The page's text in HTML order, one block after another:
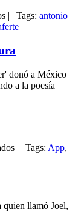
en
Mon
donó
a
México
esta
pintura
| | Tags: antonio
donó a México
a la poesía
en
mamá!
| | Tags: App,
llamó Joel,